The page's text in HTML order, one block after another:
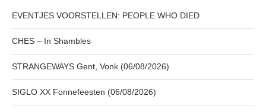
EVENTJES VOORSTELLEN: PEOPLE WHO DIED
CHES – In Shambles
STRANGEWAYS Gent, Vonk (06/08/2026)
SIGLO XX Fonnefeesten (06/08/2026)